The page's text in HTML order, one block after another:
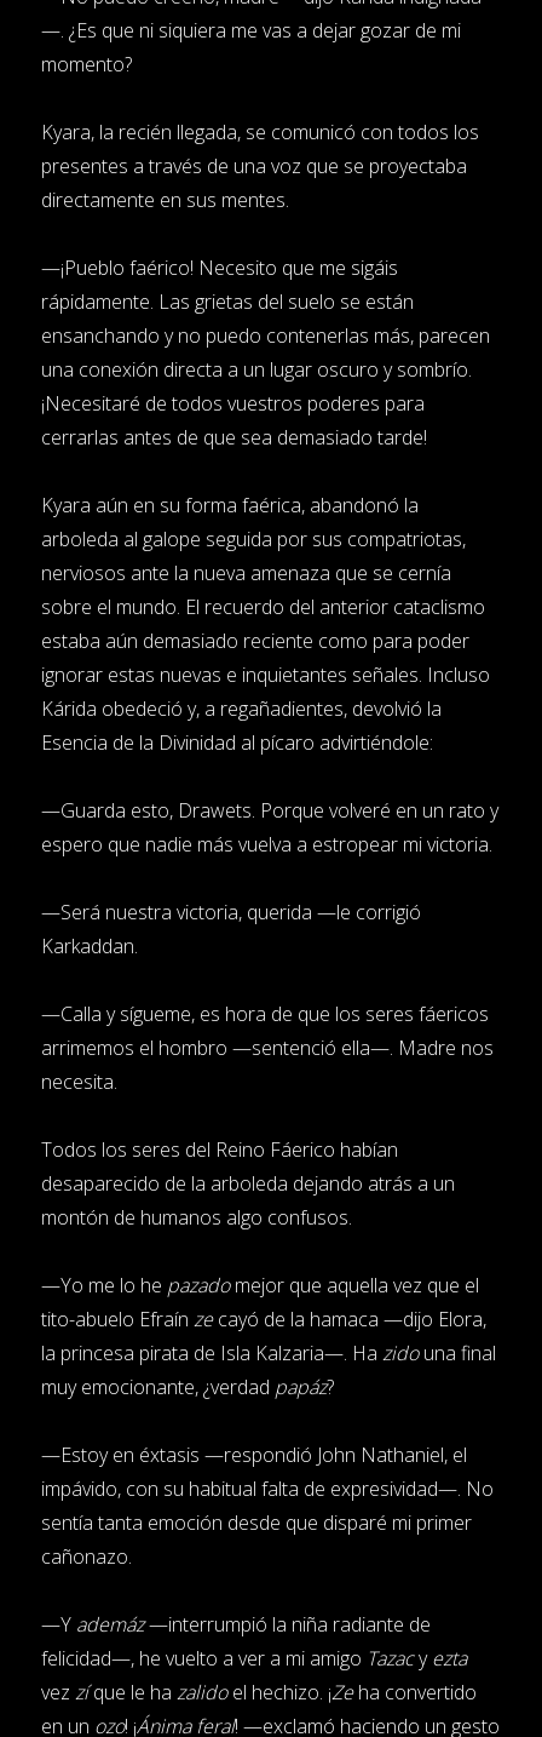
—. ¿Es que ni siquiera me vas a dejar gozar de mi
momento?
Kyara, la recién llegada, se comunicó con todos los
presentes a través de una voz que se proyectaba
directamente en sus mentes.
—¡Pueblo faérico! Necesito que me sigáis
rápidamente. Las grietas del suelo se están
ensanchando y no puedo contenerlas más, parecen
una conexión directa a un lugar oscuro y sombrío.
¡Necesitaré de todos vuestros poderes para
cerrarlas antes de que sea demasiado tarde!
Kyara aún en su forma faérica, abandonó la
arboleda al galope seguida por sus compatriotas,
nerviosos ante la nueva amenaza que se cernía
sobre el mundo. El recuerdo del anterior cataclismo
estaba aún demasiado reciente como para poder
ignorar estas nuevas e inquietantes señales. Incluso
Kárida obedeció y, a regañadientes, devolvió la
Esencia de la Divinidad al pícaro advirtiéndole:
—Guarda esto, Drawets. Porque volveré en un rato y
espero que nadie más vuelva a estropear mi victoria.
—Será nuestra victoria, querida —le corrigió
Karkaddan.
—Calla y sígueme, es hora de que los seres fáericos
arrimemos el hombro —sentenció ella—. Madre nos
necesita.
Todos los seres del Reino Fáerico habían
desaparecido de la arboleda dejando atrás a un
montón de humanos algo confusos.
—Yo me lo he pazadomejor que aquella vez que el
tito-abuelo Efraínzecayó de la hamaca —dijo Elora,
la princesa pirata de Isla Kalzaria—. Hazidouna final
muy emocionante, ¿verdad papáz?
—Estoy en éxtasis —respondió John Nathaniel, el
impávido, con su habitual falta de expresividad—. No
sentía tanta emoción desde que disparé mi primer
cañonazo.
—Y ademáz—interrumpió la niña radiante de
felicidad—, he vuelto a ver a mi amigo Tazacyezta
vezzíque le hazalidoel hechizo. ¡Zeha convertido
en un ozo! ¡Ánima feral! —exclamó haciendo un gesto